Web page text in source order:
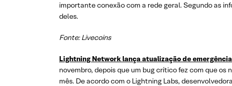
importante conexão com a rede geral. Segundo as
deles.
Fonte: Livecoins
Lightning Network lança atualização de
novembro, depois que um bug crítico fez com que
mês. De acordo com o Lightning Labs,